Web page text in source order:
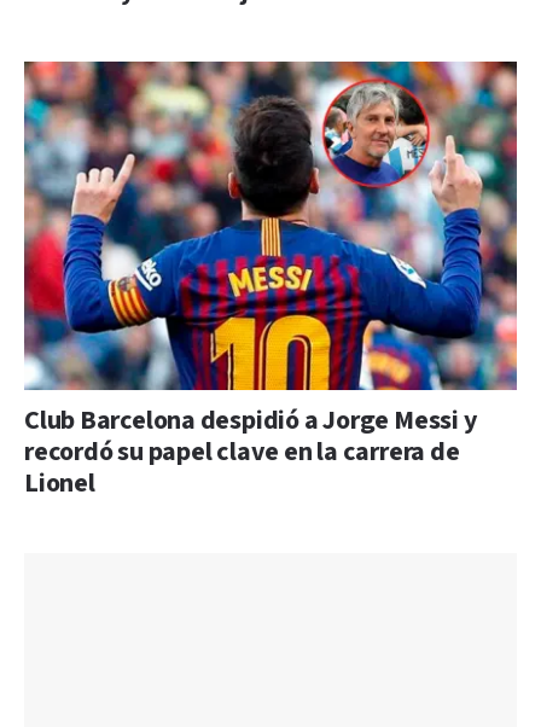
Club Barcelona despidió a Jorge Messi y
recordó su papel clave en la carrera de
Lionel